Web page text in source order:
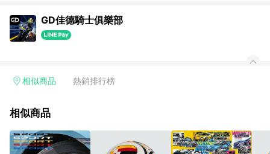
GD佳德騎士俱樂部
相似商品 熱銷排行榜
相似商品